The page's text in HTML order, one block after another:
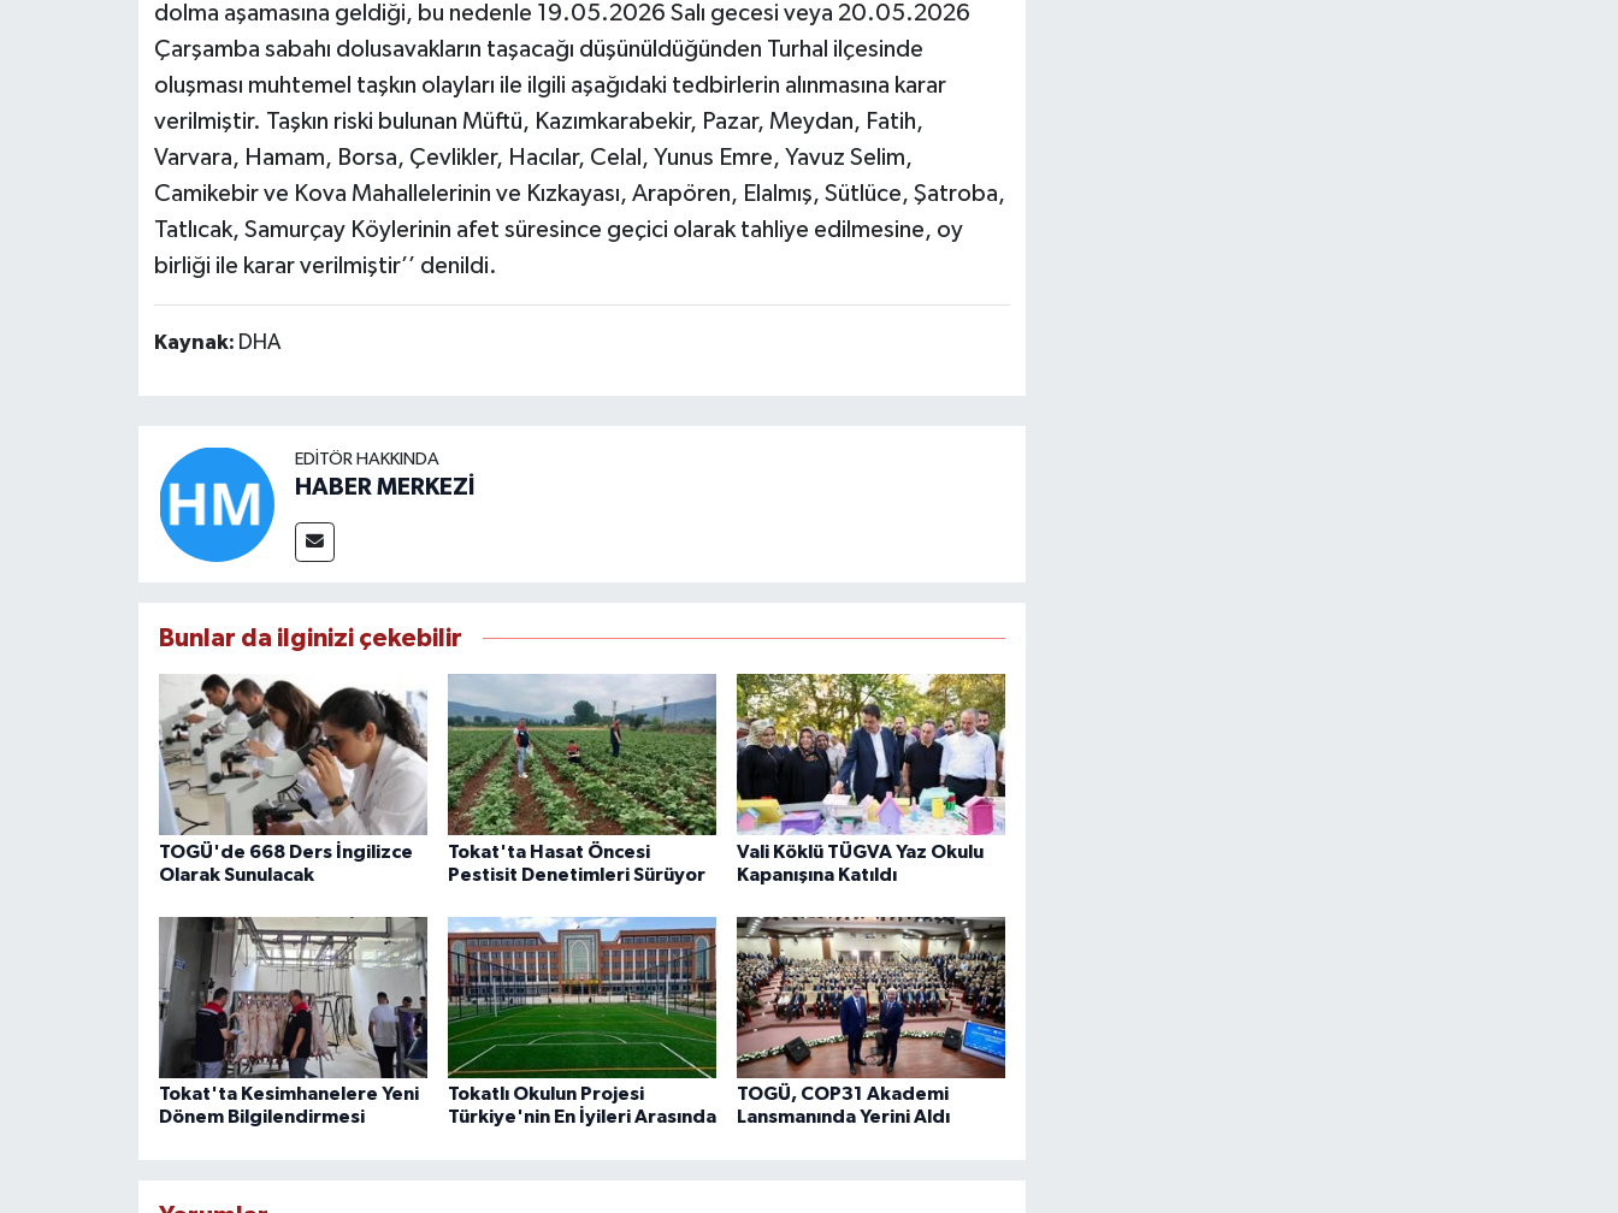
dolma aşamasına geldiği, bu nedenle 19.05.2026 Salı gecesi veya 20.05.2026
Çarşamba sabahı dolusavakların taşacağı düşünüldüğünden Turhal ilçesinde
oluşması muhtemel taşkın olayları ile ilgili aşağıdaki tedbirlerin alınmasına karar
verilmiştir. Taşkın riski bulunan Müftü, Kazımkarabekir, Pazar, Meydan, Fatih,
Varvara, Hamam, Borsa, Çevlikler, Hacılar, Celal, Yunus Emre, Yavuz Selim,
Camikebir ve Kova Mahallelerinin ve Kızkayası, Arapören, Elalmış, Sütlüce, Şatroba,
Tatlıcak, Samurçay Köylerinin afet süresince geçici olarak tahliye edilmesine, oy
birliği ile karar verilmiştir’’ denildi.
Kaynak: DHA
EDITÖR HAKKINDA
HABER MERKEZİ
Bunlar da ilginizi çekebilir
TOGÜ'de 668 Ders İngilizce
Olarak Sunulacak
Tokat'ta Hasat Öncesi
Pestisit Denetimleri Sürüyor
Vali Köklü TÜGVA Yaz Okulu
Kapanışına Katıldı
Tokat'ta Kesimhanelere Yeni
Dönem Bilgilendirmesi
Tokatlı Okulun Projesi
Türkiye'nin En İyileri Arasında
TOGÜ, COP31 Akademi
Lansmanında Yerini Aldı